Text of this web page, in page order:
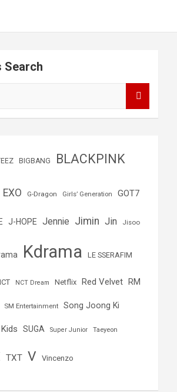
Search
BIGBANG BLACKPINK
EXO G-Dragon Girls’ Generation GOT7
J-HOPE Jennie Jimin Jin Jisoo
Kdrama LE SSERAFIM
NCT Dream Netflix Red Velvet RM
SM Entertainment Song Joong Ki
SUGA Super Junior Taeyeon
TXT V Vincenzo